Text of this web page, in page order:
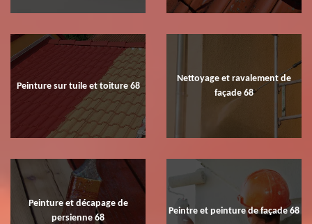
Peinture sur tuile et toiture 68
Nettoyage et ravalement de
façade 68
Peinture et décapage de
persienne 68
Peintre et peinture de façade 68